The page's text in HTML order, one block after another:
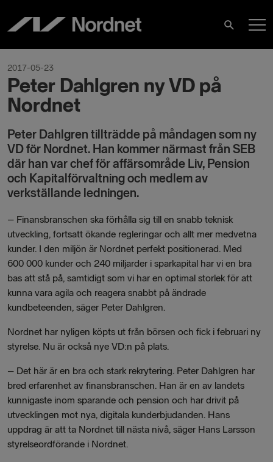
innehåll
Sök
2017-05-23
Peter Dahlgren ny VD på
Nordnet
Peter Dahlgren tillträdde på måndagen som ny
VD för Nordnet. Han kommer närmast från SEB
där han var chef för affärsområde Liv, Pension
och Kapitalförvaltning och medlem av
verkställande ledningen.
– Finansbranschen ska förhålla sig till en snabb teknisk
utveckling, fortsatt ökande regleringar och allt mer medvetna
kunder. I den miljön är Nordnet perfekt positionerad. Med
600 000 kunder och 240 miljarder i sparkapital har vi en bra
bas att stå på, samtidigt som vi har en optimal storlek för att
kunna vara agila och reagera snabbt på ändrade
kundbeteenden, säger Peter Dahlgren.
Nordnet har nyligen köpts ut från börsen och fick i februari ny
styrelse. Nu är också nye VD:n på plats.
– Det här är en bra och stark rekrytering. Peter Dahlgren har
bred erfarenhet av finansbranschen. Han är en av landets
kunnigaste inom sparande och pension och har drivit på
utvecklingen mot nya, digitala kunderbjudanden. Hans
uppdrag är att ta Nordnet till nästa nivå, säger Hans Larsson
styrelseordförande i Nordnet.